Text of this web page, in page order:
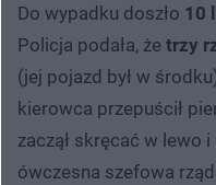
Do wypadku doszło 10
Policja podała, że trzy
(jej pojazd był w
kierowca przepuścił
zaczął skręcać w lewo
ówczesna szefowa